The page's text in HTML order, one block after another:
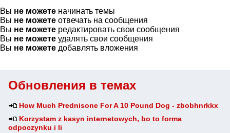
Обновления в темах
How Much Prednisone For A 10 Pound Dog - zbobhnrkkx
Korzystam z kasyn internetowych, bo to forma
odpoczynku i li
Вы не можете начинать темы
Вы не можете отвечать на сообщения
Вы не можете редактировать свои сообщения
Вы не можете удалять свои сообщения
Вы не можете добавлять вложения